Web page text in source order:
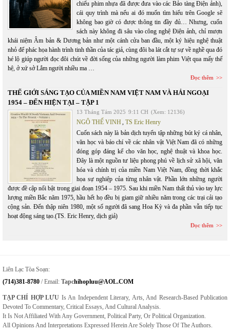
chiếu phim nhựa đã được đưa vào các Bảo tàng Điện ảnh),
cái quy trình mà nếu ai đó muốn tìm hiểu trên Google sẽ
không bao giờ có được thông tin đầy đủ… Nhưng, cuốn
sách này không đi sâu vào công nghệ Điện ảnh, chỉ mượn
khái niệm Âm bản & Dương bản như một cánh cửa ban đầu, một ký hiệu nghệ thuật
nhỏ để phác họa hành trình tinh thần của tác giả, cùng đôi ba lát cắt tự sự về nghề qua đó
hé lộ giúp người đọc đôi chút về đời sống của những người làm phim Việt qua mấy thế
hệ, ở xứ sở Lắm người nhiều ma …
Đọc thêm
THẾ GIỚI SÁNG TẠO CỦA MIỀN NAM VIỆT NAM VÀ HẢI NGOẠI
1954 – ĐẾN HIỆN TẠI – TẬP 1
13 Tháng Tám 2025 9:11 CH (Xem: 12136)
NGÔ THẾ VINH, TS Eric Henry
Cuốn sách này là bản dịch tuyển tập những bút ký cá nhân,
văn học và báo chí về các nhân vật Việt Nam đã có những
đóng góp đáng kể cho văn học, nghệ thuật và khoa học.
Đây là một nguồn tư liệu phong phú về lịch sử xã hội, văn
hóa và chính trị của miền Nam Việt Nam, đồng thời khắc
họa sự nghiệp của từng nhân vật. Phần lớn những người
được đề cập nổi bật trong giai đoạn 1954 – 1975. Sau khi miền Nam thất thủ vào tay lực
lượng miền Bắc năm 1975, hầu hết họ đều bị giam giữ nhiều năm trong các trại cải tạo
cộng sản. Đến thập niên 1980, một số người đã sang Hoa Kỳ và đa phần vẫn tiếp tục
hoạt động sáng tạo.(TS. Eric Henry, dịch giả)
Đọc thêm
Liên Lạc Tòa Soạn:
(714)381-8780 / Email: TapcHihopluu@AOL.COM
TẠP CHÍ HỢP LƯU Is An Independent Literary, Arts, And Research-Based Publication
Devoted To Commentary, Critical Essays, And Cultural Analysis.
It Is Not Affiliated With Any Government, Political Party, Or Political Organization.
All Opinions And Interpretations Expressed Herein Are Solely Those Of The Authors.